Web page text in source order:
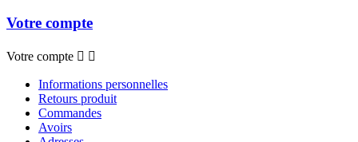
Votre compte
Votre compte  
Informations personnelles
Retours produit
Commandes
Avoirs